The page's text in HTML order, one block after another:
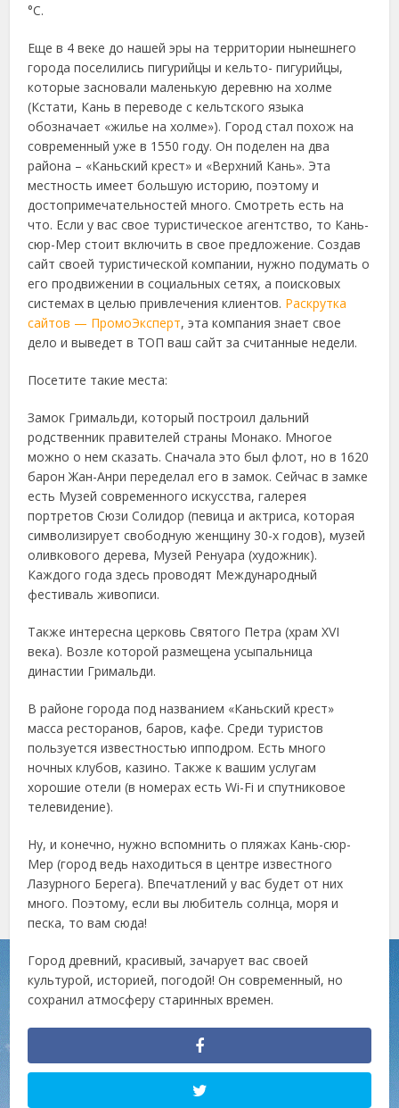
°C.
Еще в 4 веке до нашей эры на территории нынешнего
города поселились пигурийцы и кельто- пигурийцы,
которые засновали маленькую деревню на холме
(Кстати, Кань в переводе с кельтского языка
обозначает «жилье на холме»). Город стал похож на
современный уже в 1550 году. Он поделен на два
района – «Каньский крест» и «Верхний Кань». Эта
местность имеет большую историю, поэтому и
достопримечательностей много. Смотреть есть на
что. Если у вас свое туристическое агентство, то Кань-
сюр-Мер стоит включить в свое предложение. Создав
сайт своей туристической компании, нужно подумать о
его продвижении в социальных сетях, а поисковых
системах в целью привлечения клиентов. Раскрутка
сайтов — ПромоЭксперт, эта компания знает свое
дело и выведет в ТОП ваш сайт за считанные недели.
Посетите такие места:
Замок Гримальди, который построил дальний
родственник правителей страны Монако. Многое
можно о нем сказать. Сначала это был флот, но в 1620
барон Жан-Анри переделал его в замок. Сейчас в замке
есть Музей современного искусства, галерея
портретов Сюзи Солидор (певица и актриса, которая
символизирует свободную женщину 30-х годов), музей
оливкового дерева, Музей Ренуара (художник).
Каждого года здесь проводят Международный
фестиваль живописи.
Также интересна церковь Святого Петра (храм XVI
века). Возле которой размещена усыпальница
династии Гримальди.
В районе города под названием «Каньский крест»
масса ресторанов, баров, кафе. Среди туристов
пользуется известностью ипподром. Есть много
ночных клубов, казино. Также к вашим услугам
хорошие отели (в номерах есть Wi-Fi и спутниковое
телевидение).
Ну, и конечно, нужно вспомнить о пляжах Кань-сюр-
Мер (город ведь находиться в центре известного
Лазурного Берега). Впечатлений у вас будет от них
много. Поэтому, если вы любитель солнца, моря и
песка, то вам сюда!
Город древний, красивый, зачарует вас своей
культурой, историей, погодой! Он современный, но
сохранил атмосферу старинных времен.